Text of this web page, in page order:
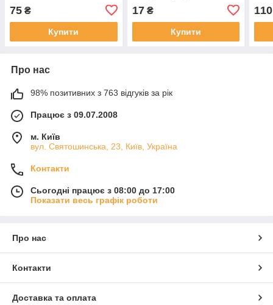
75 ₴
Купити
17₴
Купити
110
Про нас
98% позитивних з 763 відгуків за рік
Працює з 09.07.2008
м. Київ
вул. Святошинська, 23, Київ, Україна
Контакти
Сьогодні працює з 08:00 до 17:00
Показати весь графік роботи
Про нас
Контакти
Доставка та оплата